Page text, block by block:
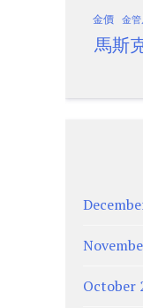
金價 金管
馬斯
October